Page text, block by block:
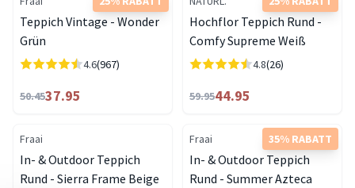
Teppich Vintage - Wonder
Grün
4.6(967)
50.4537.95
Hochflor Teppich Rund -
Comfy Supreme Weiß
4.8(26)
59.9544.95
Fraai
In- & Outdoor Teppich
Rund - Sierra Frame Beige
35% RABATT
Fraai
In- & Outdoor Teppich
Rund - Summer Azteca